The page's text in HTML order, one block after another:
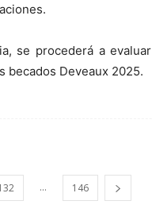
, se procederá a evaluar
becados Deveaux 2025.
... 146